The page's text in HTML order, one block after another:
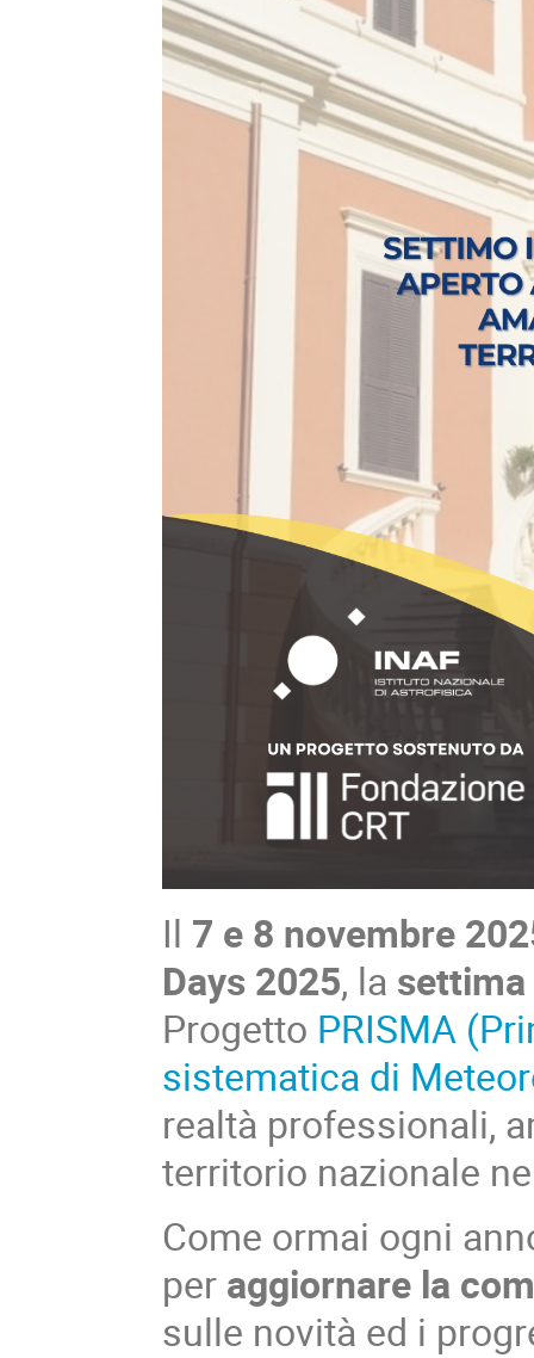
Il 7 e 8 novembre
Days 2025, la
Progetto PRISMA
sistematica di
realtà professionali,
territorio nazionale
Come ormai ogni
per aggiornare la
sulle novità ed i